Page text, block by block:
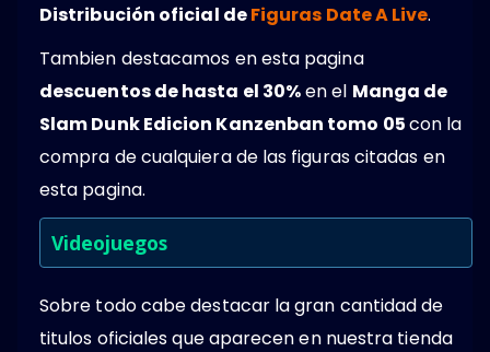
Distribución oficial deFiguras Date A Live.
Tambien destacamos en esta pagina
descuentos de hasta el 30%en el Manga de
Slam Dunk Edicion Kanzenban tomo 05con la
compra de cualquiera de las figuras citadas en
esta pagina.
Videojuegos
Sobre todo cabe destacar la gran cantidad de
titulos oficiales que aparecen en nuestra tienda